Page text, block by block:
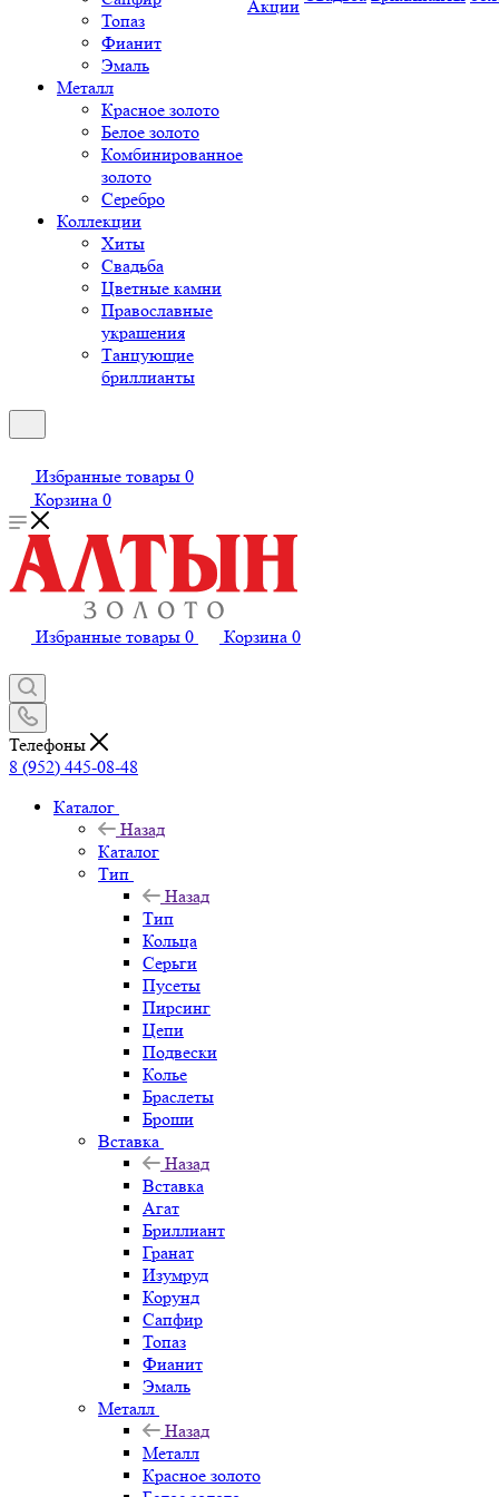
Топаз
Фианит
Эмаль
Металл
Красное золото
Белое золото
Комбинированное
золото
Серебро
Коллекции
Хиты
Свадьба
Цветные камни
Православные
украшения
Танцующие
бриллианты
Акции
Избранные товары 0
Корзина 0
Избранные товары 0 Корзина 0
Телефоны
8 (952) 445-08-48
Каталог
Назад
Каталог
Тип
Назад
Тип
Кольца
Серьги
Пусеты
Пирсинг
Цепи
Подвески
Колье
Браслеты
Броши
Вставка
Назад
Вставка
Агат
Бриллиант
Гранат
Изумруд
Корунд
Сапфир
Топаз
Фианит
Эмаль
Металл
Назад
Металл
Красное золото